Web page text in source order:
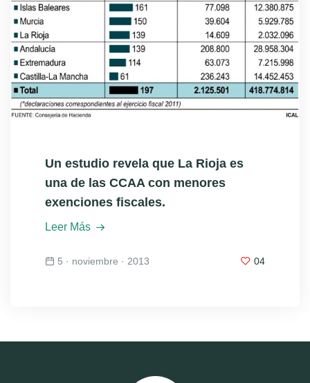
Un estudio revela que La Rioja es
una de las CCAA con menores
exenciones fiscales.
Leer Más
5 · noviembre · 2013 04